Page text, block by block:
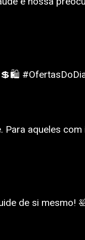
aqueles
de si mesmo!